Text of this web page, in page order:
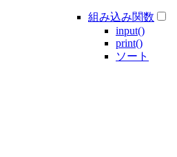
組み込み関数
input()
print()
ソート